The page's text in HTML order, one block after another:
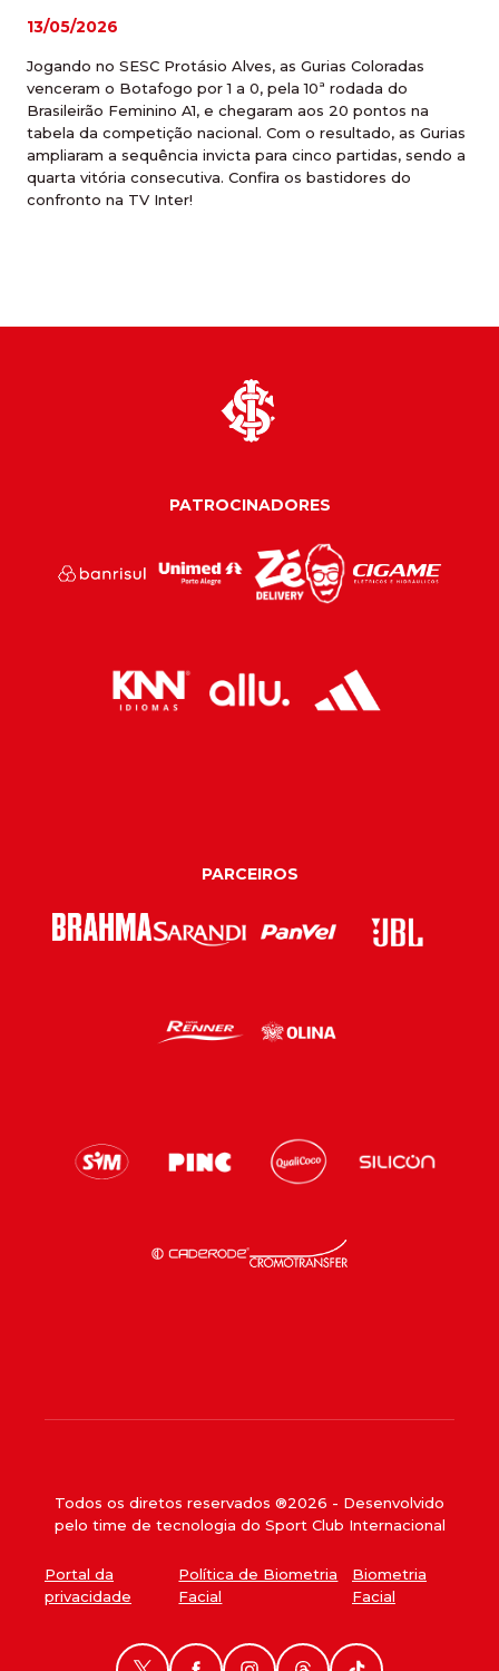
13/05/2026
Jogando no SESC Protásio Alves, as Gurias Coloradas
venceram o Botafogo por 1 a 0, pela 10ª rodada do
Brasileirão Feminino A1, e chegaram aos 20 pontos na
tabela da competição nacional. Com o resultado, as Gurias
ampliaram a sequência invicta para cinco partidas, sendo a
quarta vitória consecutiva. Confira os bastidores do
confronto na TV Inter!
PATROCINADORES
PARCEIROS
Todos os diretos reservados ®2026 - Desenvolvido
pelo time de tecnologia do Sport Club Internacional
Portal da
privacidade
Política de Biometria
Facial
Biometria
Facial